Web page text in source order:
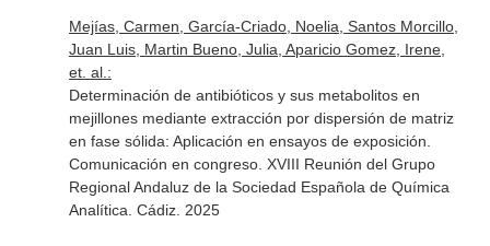
Mejías, Carmen, García-Criado, Noelia, Santos Morcillo,
Juan Luis, Martin Bueno, Julia, Aparicio Gomez, Irene,
et. al.:
Determinación de antibióticos y sus metabolitos en
mejillones mediante extracción por dispersión de matriz
en fase sólida: Aplicación en ensayos de exposición.
Comunicación en congreso. XVIII Reunión del Grupo
Regional Andaluz de la Sociedad Española de Química
Analítica. Cádiz. 2025